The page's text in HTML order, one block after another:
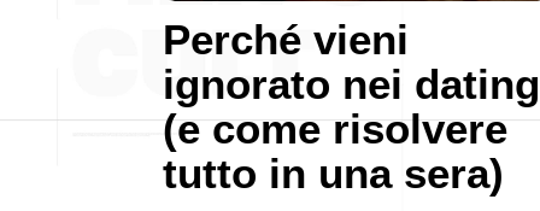
Perché vieni
ignorato nei dating
(e come risolvere
tutto in una sera)